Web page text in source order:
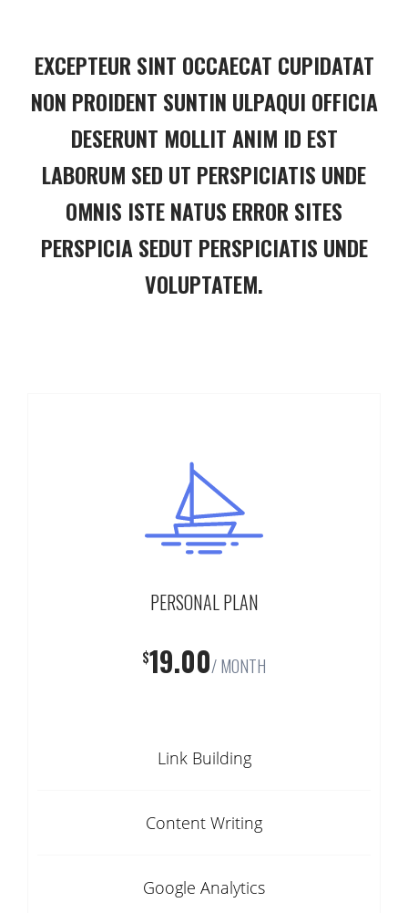
EXCEPTEUR SINT OCCAECAT CUPIDATAT
NON PROIDENT SUNTIN ULPAQUI OFFICIA
DESERUNT MOLLIT ANIM ID EST
LABORUM SED UT PERSPICIATIS UNDE
OMNIS ISTE NATUS ERROR SITES
PERSPICIA SEDUT PERSPICIATIS UNDE
VOLUPTATEM.
PERSONAL PLAN
$19.00/ MONTH
Link Building
Content Writing
Google Analytics